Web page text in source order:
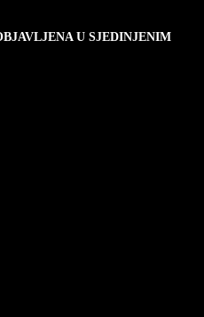
U SJEDINJENIM